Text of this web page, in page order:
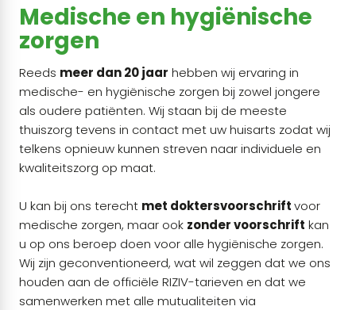
Medische en hygiënische
zorgen
Reeds meer dan 20 jaar hebben wij ervaring in
medische- en hygiënische zorgen bij zowel jongere
als oudere patiënten. Wij staan bij de meeste
thuiszorg tevens in contact met uw huisarts zodat wij
telkens opnieuw kunnen streven naar individuele en
kwaliteitszorg op maat.
U kan bij ons terecht met doktersvoorschriftvoor
medische zorgen, maar ook zonder voorschrift kan
u op ons beroep doen voor alle hygiënische zorgen.
Wij zijn geconventioneerd, wat wil zeggen dat we ons
houden aan de officiële RIZIV-tarieven en dat we
samenwerken met alle mutualiteiten via